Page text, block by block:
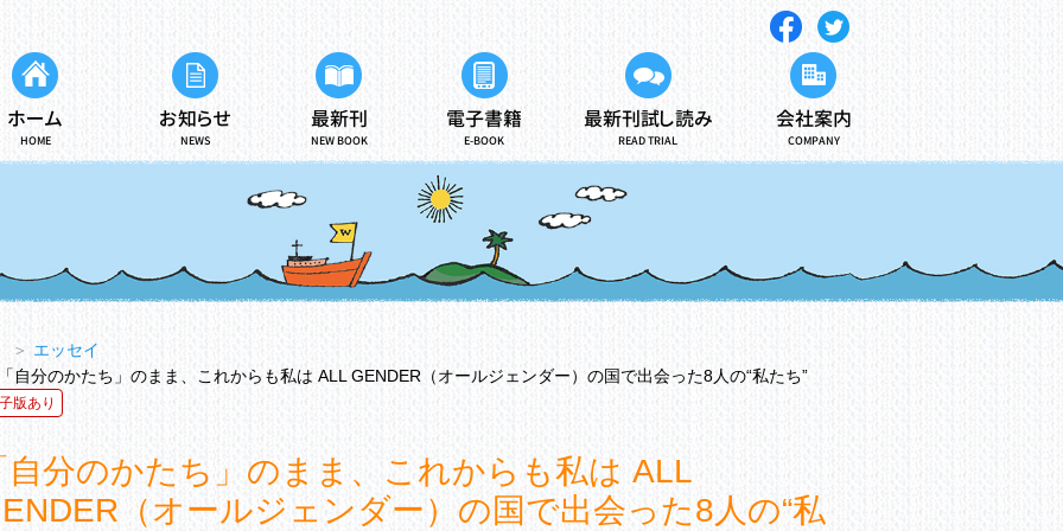
ホーム
HOME
お知らせ
NEWS
最新刊
NEW BOOK
電子書籍
E-BOOK
最新刊試し読み
READ TRIAL
会社案内
COMPANY
＞ エッセイ
自分のかたち」のまま、これからも私は ALL GENDER（オールジェンダー）の国で出会った8人の“私たち”
版あり
自分のかたち」のまま、これからも私は ALL
（オールジェンダー）の国で出会った8人の“私